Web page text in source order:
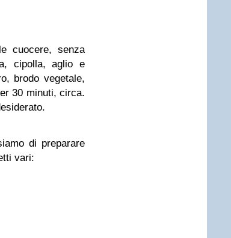
cuocere, senza
cipolla, aglio e
brodo vegetale,
30 minuti, circa.
di preparare
vari: